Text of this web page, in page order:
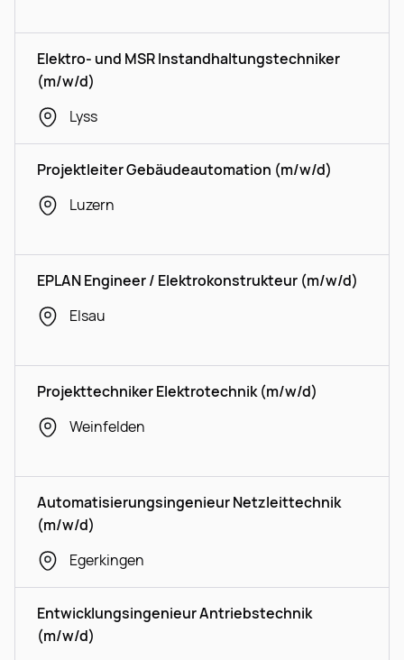
Elektro- und MSR Instandhaltungstechniker
(m/w/d)
Lyss
Projektleiter Gebäudeautomation (m/w/d)
Luzern
EPLAN Engineer / Elektrokonstrukteur (m/w/d)
Elsau
Projekttechniker Elektrotechnik (m/w/d)
Weinfelden
Automatisierungsingenieur Netzleittechnik
(m/w/d)
Egerkingen
Entwicklungsingenieur Antriebstechnik
(m/w/d)